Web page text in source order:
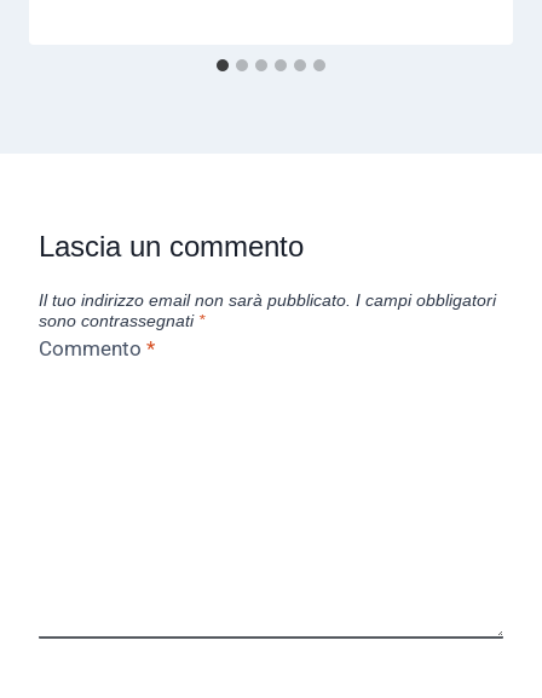
Lascia un commento
Il tuo indirizzo email non sarà pubblicato. I campi obbligatori
sono contrassegnati *
Commento *